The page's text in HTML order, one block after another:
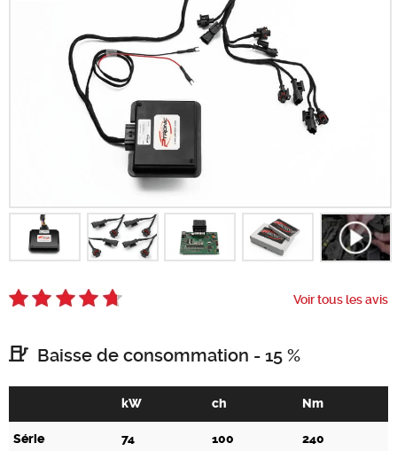
Chercher
Voir tous les avis
Baisse de consommation - 15 %
kW ch Nm
Série 74 100 240